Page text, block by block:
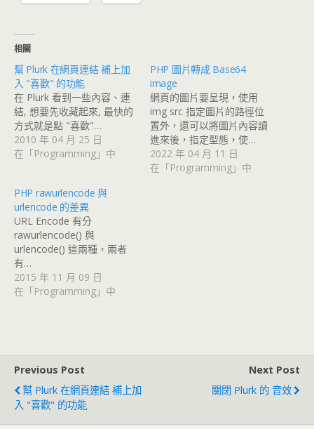
相關
幫 Plurk 在網頁連結 補上加
入 "喜歡" 的功能
在 Plurk 看到一些內容、連
結, 想要先收藏起來, 最快的
方式就是點 "喜歡"…
2010 年 04 月 25 日
在「Programming」中
PHP 圖片轉成 Base64
image
網頁的圖片要呈現，使用
img src 指定圖片的路徑位
置外，還可以將圖片內容讀
進來後，指定型態，使…
2022 年 04 月 11 日
在「Programming」中
PHP rawurlencode 與
urlencode 的差異
URL Encode 有分
rawurlencode() 與
urlencode() 這兩種，兩者
有…
2015 年 11 月 09 日
在「Programming」中
Previous Post
幫 Plurk 在網頁連結 補上加
入 "喜歡" 的功能
Next Post
關閉 Plurk 的 音效